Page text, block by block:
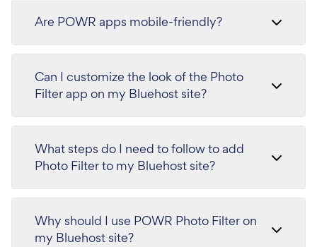
Are POWR apps mobile-friendly?
Can I customize the look of the Photo
Filter app on my Bluehost site?
What steps do I need to follow to add
Photo Filter to my Bluehost site?
Why should I use POWR Photo Filter on
my Bluehost site?